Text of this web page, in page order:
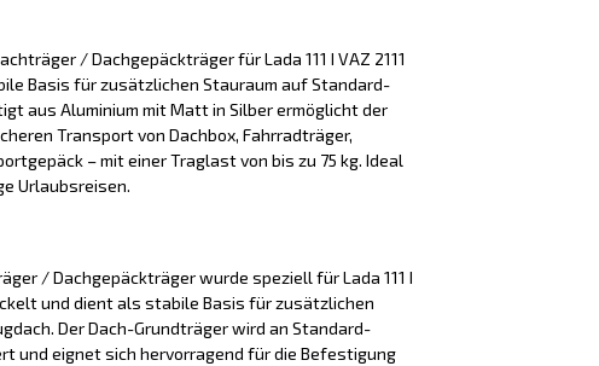
/ Dachgepäckträger für Lada 111 I VAZ 2111
Basis für zusätzlichen Stauraum auf Standard-
aus Aluminium mit Matt in Silber ermöglicht der
Transport von Dachbox, Fahrradträger,
– mit einer Traglast von bis zu 75 kg. Ideal
Urlaubsreisen.
/ Dachgepäckträger wurde speziell für Lada 111 I
und dient als stabile Basis für zusätzlichen
Der Dach-Grundträger wird an Standard-
und eignet sich hervorragend für die Befestigung